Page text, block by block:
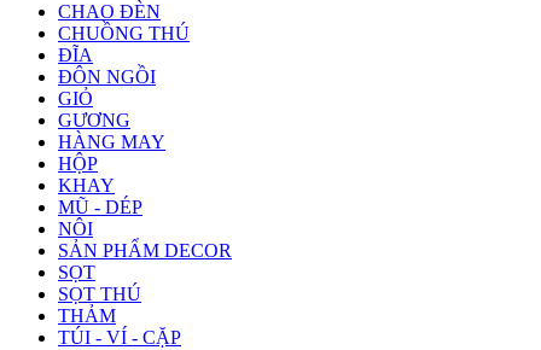
CHAO ĐÈN
CHUỒNG THÚ
ĐĨA
ĐÔN NGỒI
GIỎ
GƯƠNG
HÀNG MAY
HỘP
KHAY
MŨ - DÉP
NÔI
SẢN PHẨM DECOR
SỌT
SỌT THÚ
THẢM
TÚI - VÍ - CẶP